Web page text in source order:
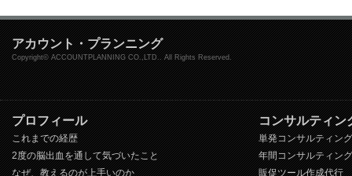
アカウント・プランニング
Copyright© ACCOUNTPLANNING CO.,LTD.. All Rights Reserved.
プロフィール
これまでの経歴
2度の脳出血を通して気づいたこと
なぜ、教えるのが上手いのか
コンサルティン
単発コンサルティング
年間コンサルティング
販促ツール作成代行